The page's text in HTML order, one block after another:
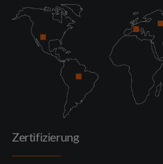
Zertifizierung